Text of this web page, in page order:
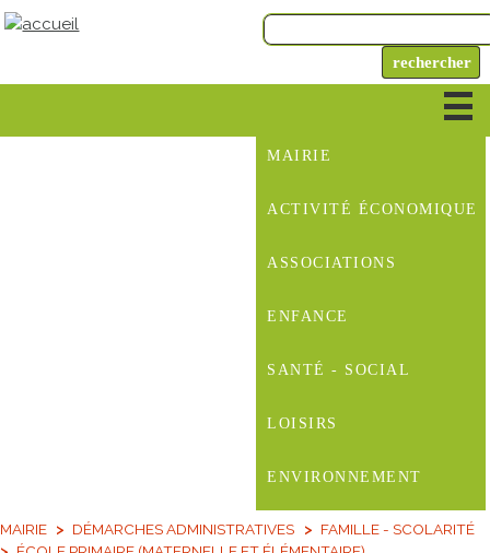
MAIRIE
ACTIVITÉ ÉCONOMIQUE
ASSOCIATIONS
ENFANCE
SANTÉ - SOCIAL
LOISIRS
ENVIRONNEMENT
MAIRIE DÉMARCHES ADMINISTRATIVES
FAMILLE - SCOLARITÉ